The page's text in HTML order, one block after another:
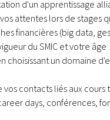
d'un apprentissage
attentes lors de stages
financières (big data,
du SMIC et votre âge
un domaine
contacts liés aux
days, conférences,